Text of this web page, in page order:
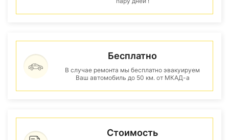
Бесплатно
В случае ремонта мы бесплатно эвакуируем
Ваш автомобиль до 50 км. от МКАД-а
Стоимость